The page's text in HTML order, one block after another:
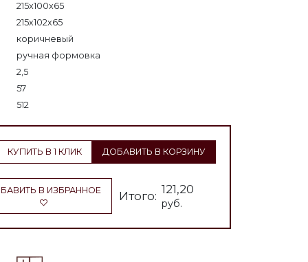
215x100x65
215х102х65
коричневый
ручная формовка
2,5
57
512
КУПИТЬ В 1 КЛИК ДОБАВИТЬ В КОРЗИНУ
В ИЗБРАННОЕ Итого: 121,20
руб.